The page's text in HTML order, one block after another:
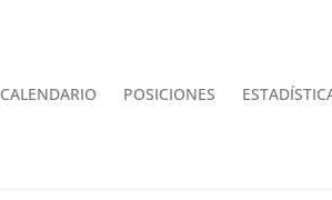
CALENDARIO POSICIONES